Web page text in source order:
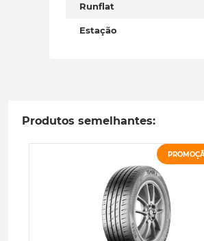
Runflat
Estação
Produtos semelhantes: